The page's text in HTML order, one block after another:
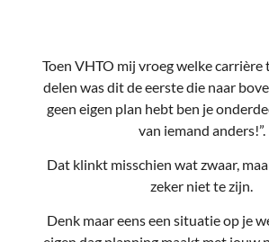
Toen VHTO mij vroeg welke carrière
delen was dit de eerste die naar
geen eigen plan hebt ben je
van iemand anders!”.
Dat klinkt misschien wat zwaar,
zeker niet te zijn.
Denk maar eens een situatie op je